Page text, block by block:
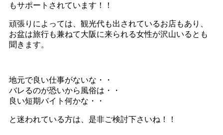
もサポートされています！！
頑張りによっては、観光代も出されているお店もあり、
お盆は旅行も兼ねて大阪に来られる女性が沢山いるとも
聞きます。
地元で良い仕事がないな・・
バレるのが恐いから風俗は・・
良い短期バイト何かな・・
と迷われている方は、是非ご検討下さいね！！